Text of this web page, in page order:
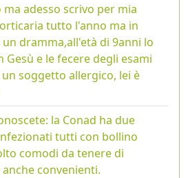
ma adesso scrivo per mia
tutto l'anno ma in
dramma,all'età di 9anni lo
Gesù e le fecere degli esami
soggetto allergico, lei è
la Conad ha due
tutti con bollino
comodi da tenere di
convenienti.